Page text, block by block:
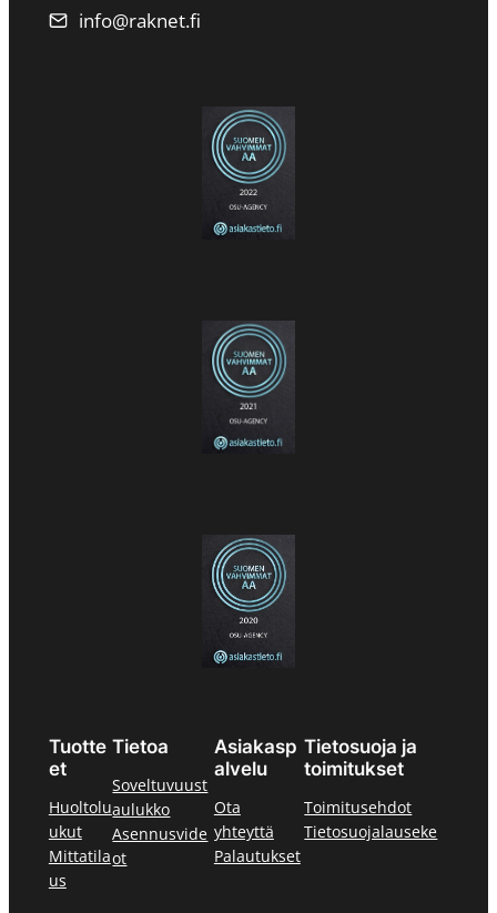
info@raknet.fi
Tuotte
et
Huoltolu
ukut
Mittatila
us
Tietoa
Soveltuvuust
aulukko
Asennusvide
ot
Asiakasp
alvelu
Ota
yhteyttä
Palautukset
Tietosuoja ja
toimitukset
Toimitusehdot
Tietosuojalauseke